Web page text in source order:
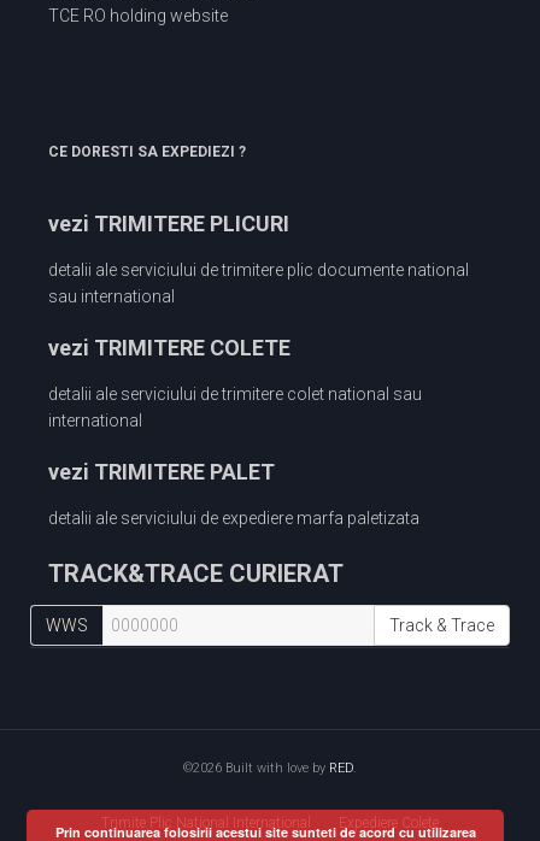
TCE RO holding website
CE DORESTI SA EXPEDIEZI ?
vezi TRIMITERE PLICURI
detalii ale serviciului de trimitere plic documente national
sau international
vezi TRIMITERE COLETE
detalii ale serviciului de trimitere colet national sau
international
vezi TRIMITERE PALET
detalii ale serviciului de expediere marfa paletizata
TRACK&TRACE CURIERAT
WWS Track & Trace
©2026 Built with love by RED
Trimite Plic National International Expediere Colete
Prin continuarea folosirii acestui site sunteti de acord cu utilizarea